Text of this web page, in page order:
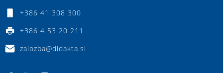
+386 41 308 300
+386 4 53 20 211
zalozba@didakta.si